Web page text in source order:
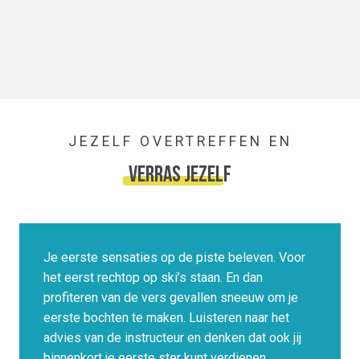
JEZELF OVERTREFFEN EN
verras jezelf
Je eerste sensaties op de piste beleven. Voor
het eerst rechtop op ski’s staan. En dan
profiteren van de vers gevallen sneeuw om je
eerste bochten te maken. Luisteren naar het
advies van de instructeur en denken dat ook jij